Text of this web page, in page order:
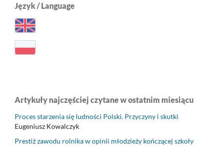
Język / Language
Artykuły najczęściej czytane w ostatnim miesiącu
Proces starzenia się ludności Polski. Przyczyny i skutki
Eugeniusz Kowalczyk
Prestiż zawodu rolnika w opinii młodzieży kończącej szkoły